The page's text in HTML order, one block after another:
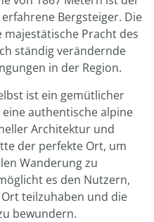
Bergsteiger. Die
Pracht des
ständig verändernde
in der Region.
ist ein gemütlicher
authentische alpine
Architektur und
der perfekte Ort, um
Wanderung zu
es den Nutzern,
teilzuhaben und die
bewundern.